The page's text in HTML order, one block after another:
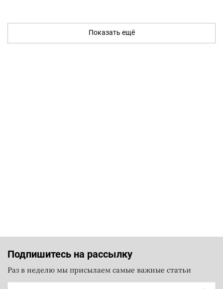
Показать ещё
Подпишитесь на рассылку
Раз в неделю мы присылаем самые важные статьи